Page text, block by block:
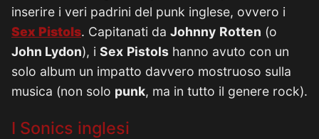
inserire i veri padrini del punk inglese, ovvero i
Sex Pistols. Capitanati da Johnny Rotten (o
John Lydon), i Sex Pistols hanno avuto con un
solo album un impatto davvero mostruoso sulla
musica (non solo punk, ma in tutto il genere rock).
I Sonics inglesi